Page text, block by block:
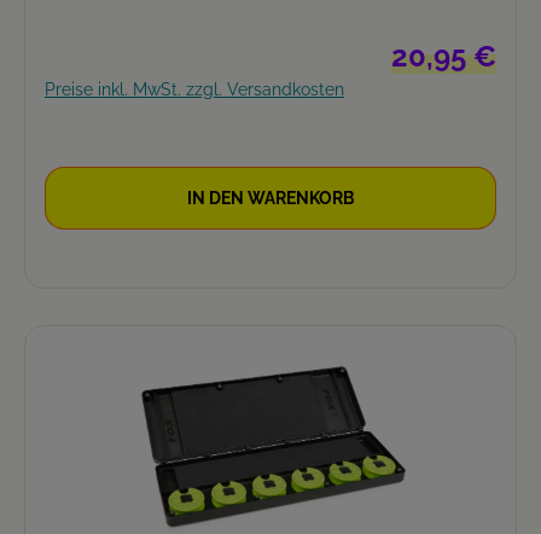
Regulärer
20,95 €
Preise inkl. MwSt. zzgl. Versandkosten
IN DEN WARENKORB